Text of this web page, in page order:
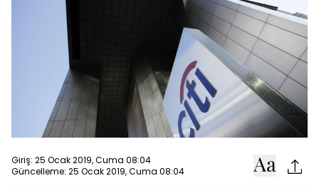
Giriş: 25 Ocak 2019, Cuma 08:04
Güncelleme: 25 Ocak 2019, Cuma 08:04